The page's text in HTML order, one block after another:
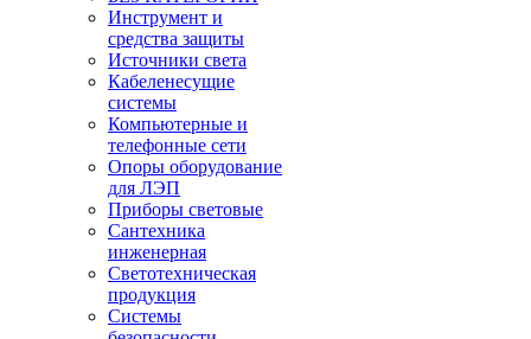
Инструмент и
средства защиты
Источники света
Кабеленесущие
системы
Компьютерные и
телефонные сети
Опоры оборудование
для ЛЭП
Приборы световые
Сантехника
инженерная
Светотехническая
продукция
Системы